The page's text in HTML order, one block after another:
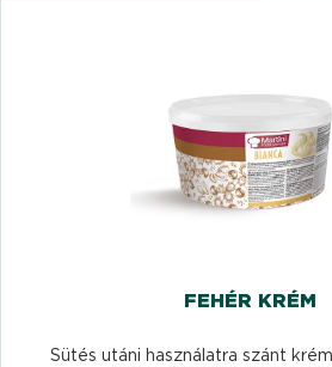
FEHÉR KRÉM
Sütés utáni használatra szánt